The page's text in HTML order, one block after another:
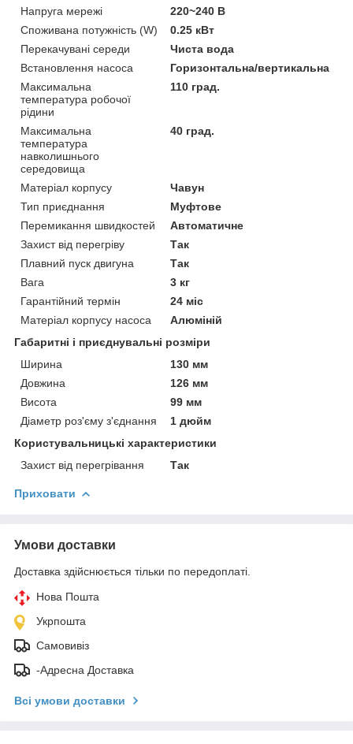
Напруга мережі
220~240 В
Споживана потужність (W)
0.25 кВт
Перекачувані середи
Чиста вода
Встановлення насоса
Горизонтальна/вертикальна
Максимальна
температура робочої
рідини
110 град.
Максимальна
температура
навколишнього
середовища
40 град.
Матеріал корпусу
Чавун
Тип приєднання
Муфтове
Перемикання швидкостей
Автоматичне
Захист від перегріву
Так
Плавний пуск двигуна
Так
Вага
3 кг
Гарантійний термін
24 міс
Матеріал корпусу насоса
Алюміній
Габаритні і приєднувальні розміри
Ширина
130 мм
Довжина
126 мм
Висота
99 мм
Діаметр роз'єму з'єднання
1 дюйм
Користувальницькі характеристики
Захист від перегрівання
Так
Приховати
Умови доставки
Доставка здійснюється тільки по передоплаті.
Нова Пошта
Укрпошта
Самовивіз
-Адресна Доставка
Всі умови доставки